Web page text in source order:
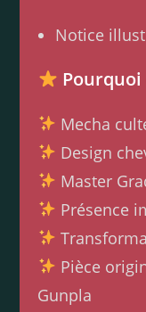
Notice
Mecha
Design
Master
Présence
Pièce
Gunpla